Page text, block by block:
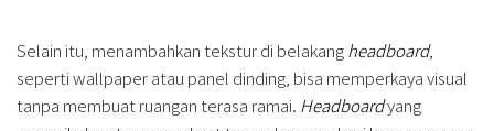
Selain itu, menambahkan tekstur di belakangheadboard,
seperti wallpaper atau panel dinding, bisa memperkaya visual
tanpa membuat ruangan terasa ramai. Headboardyang